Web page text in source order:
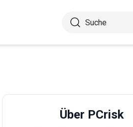
Über PCrisk